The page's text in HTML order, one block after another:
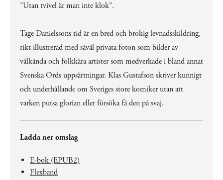
"Utan tvivel är man inte klok".
Tage Danielssons tid är en bred och brokig levnadsskildring,
rikt illustrerad med såväl privata foton som bilder av
välkända och folkkära artister som medverkade i bland annat
Svenska Ords uppsättningar. Klas Gustafson skriver kunnigt
och underhållande om Sveriges store komiker utan att
varken putsa glorian eller försöka få den på svaj.
Ladda ner omslag
E-bok (EPUB2)
Flexband